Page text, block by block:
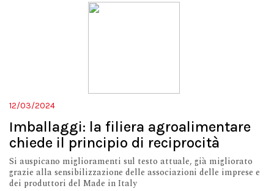
12/03/2024
Imballaggi: la filiera agroalimentare
chiede il principio di reciprocità
Si auspicano miglioramenti sul testo attuale, già migliorato
grazie alla sensibilizzazione delle associazioni delle imprese e
dei produttori del Made in Italy